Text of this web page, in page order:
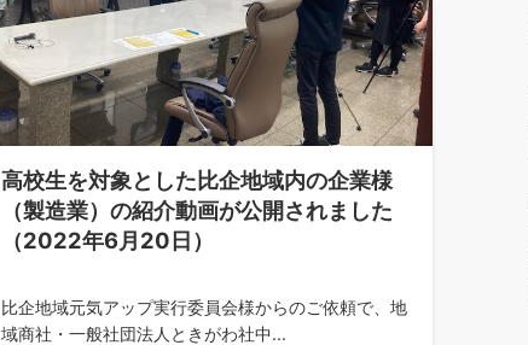
高校生を対象とした比企地域内の企業様
（製造業）の紹介動画が公開されました
（2022年6月20日）
比企地域元気アップ実行委員会様からのご依頼で、地
域商社・一般社団法人ときがわ社中...